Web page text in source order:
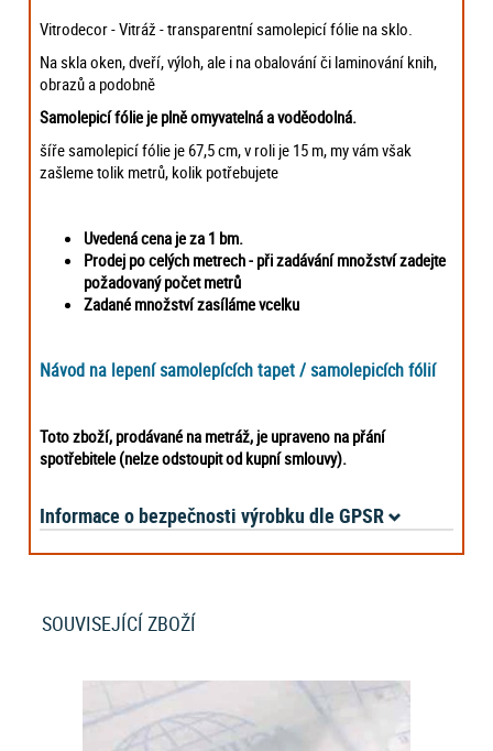
Vitrodecor - Vitráž - transparentní samolepicí fólie na sklo.
Na skla oken, dveří, výloh, ale i na obalování či laminování knih,
obrazů a podobně
Samolepicí fólie je plně omyvatelná a voděodolná.
šíře samolepicí fólie je 67,5 cm, v roli je 15 m, my vám však
zašleme tolik metrů, kolik potřebujete
Uvedená cena je za 1 bm.
Prodej po celých metrech - při zadávání množství zadejte
požadovaný počet metrů
Zadané množství zasíláme vcelku
Návod na lepení samolepících tapet / samolepicích fólií
Toto zboží, prodávané na metráž, je upraveno na přání
spotřebitele (nelze odstoupit od kupní smlouvy).
Informace o bezpečnosti výrobku dle GPSR
SOUVISEJÍCÍ ZBOŽÍ